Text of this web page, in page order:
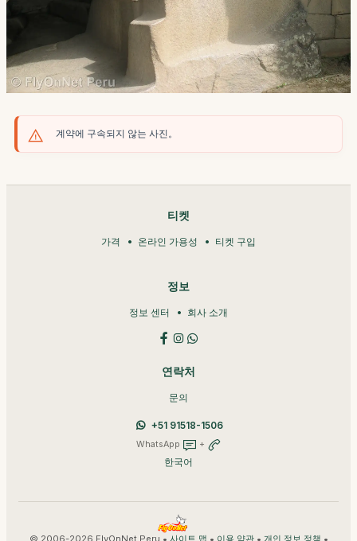
계약에 구속되지 않는 사진。
티켓
가격 온라인 가용성 티켓 구입
정보
정보 센터 회사 소개
연락처
문의
+51 91518-1506
WhatsApp +
한국어
© 2006-2026 FlyOnNet Peru • • • •